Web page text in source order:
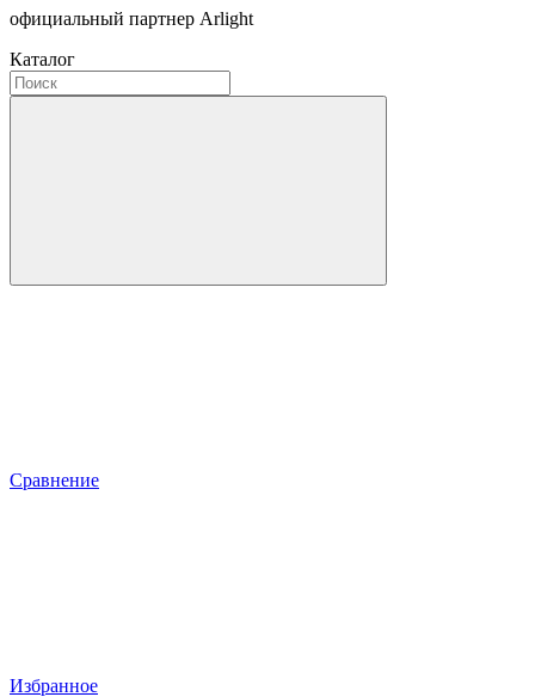
официальный партнер Arlight
Каталог
Сравнение
Избранное